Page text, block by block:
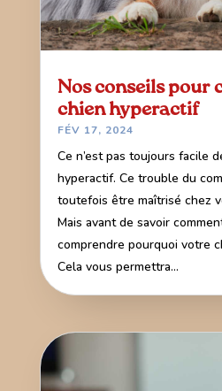
Nos conseils pour
chien hyperactif
FÉV 17, 2024
Ce n’est pas toujours facile
hyperactif. Ce trouble du
toutefois être maîtrisé chez
Mais avant de savoir
comprendre pourquoi votre
Cela vous permettra...